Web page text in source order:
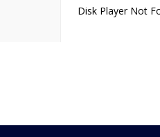
Disk Player Not